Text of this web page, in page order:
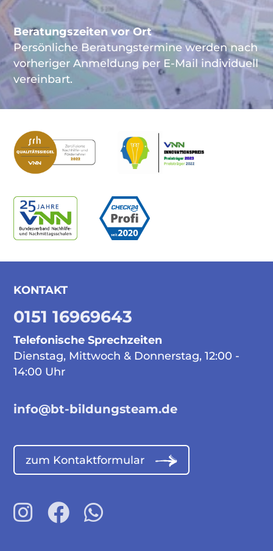
Beratungszeiten vor Ort
Persönliche Beratungstermine werden nach
vorheriger Anmeldung per E-Mail individuell
vereinbart.
KONTAKT
0151 16969643
Telefonische Sprechzeiten
Dienstag, Mittwoch & Donnerstag, 12:00 -
14:00 Uhr
info@bt-bildungsteam.de
zum Kontaktformular